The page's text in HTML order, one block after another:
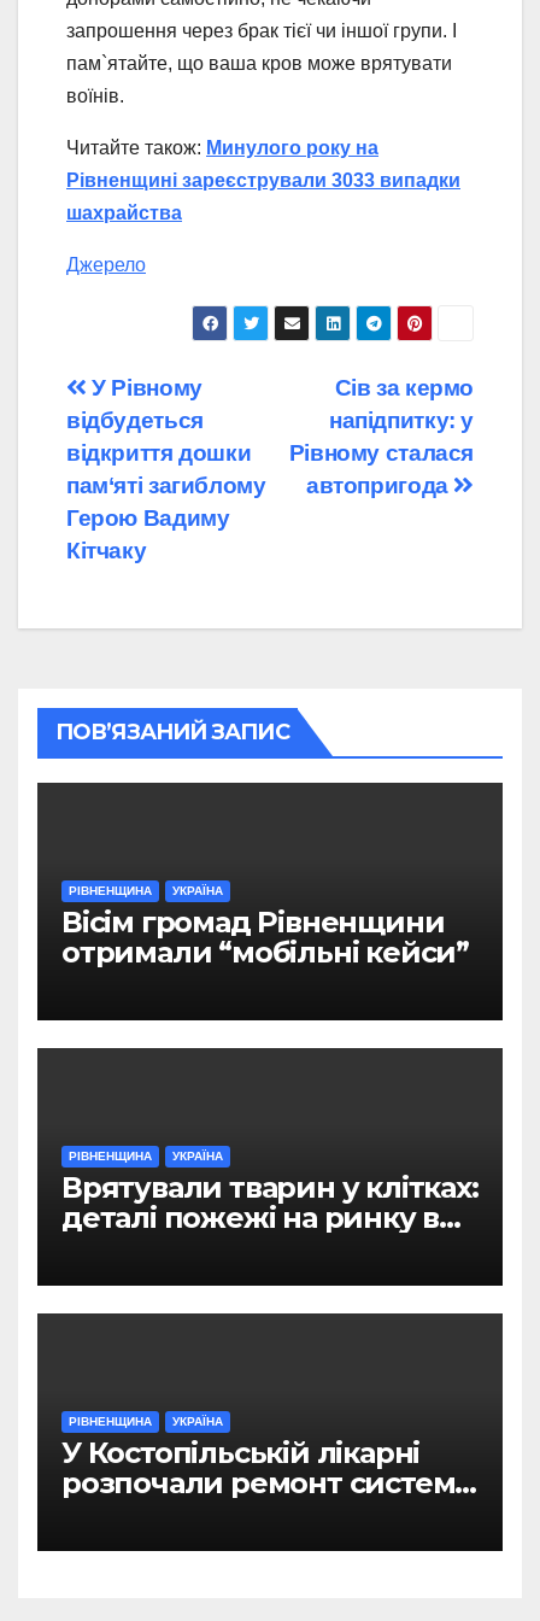
запрошення через брак тієї чи іншої групи. І
пам`ятайте, що ваша кров може врятувати
воїнів.
Читайте також: Минулого року на
Рівненщині зареєстрували 3033 випадки
шахрайства
Джерело
Навігація
записів
Сів за кермо
напідпитку: у
Рівному сталася
автопригода
У Рівному
відбудеться
відкриття дошки
пам‘яті загиблому
Герою Вадиму
Кітчаку
ПОВ’ЯЗАНИЙ ЗАПИС
РІВНЕНЩИНА УКРАЇНА
Вісім громад Рівненщини
отримали “мобільні кейси”
РІВНЕНЩИНА УКРАЇНА
Врятували тварин у клітках:
деталі пожежі на ринку в
РІВНЕНЩИНА УКРАЇНА
У Костопільській лікарні
розпочали ремонт системи